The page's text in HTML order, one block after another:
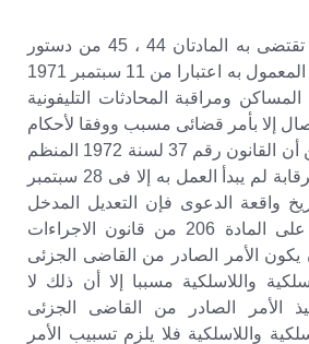
ولا جدوى للتحدى بما تقتضى به المادتان 44 ، 45 من دستور
جمهورية مصر العربية المعمول به اعتبارا من 11 سبتمبر 1971
ومراقبة المحادثات التليفونية
إلا بأمر قضائى مسبب ووفقا لأحكام
القانون إذ أنه فضلا عن أن القانون رقم 37 لسنة 1972 المنظم
لاجراءات التفتيش والرقابة لم يبدأ العمل به إلا فى 28 سبتمبر
بعد تاريخ واقعة الدعوى فإن التعديل المدخل
بمقتضى هذا القانون على المادة 206 من قانون الاجراءات
يكون الأمر الصادر من القاضى الجزئى
واللاسلكية مسببا إلا أن ذلك لا
الأمر الصادر من القاضى الجزئى
واللاسلكية فلا يلزم تسبيب الأمر